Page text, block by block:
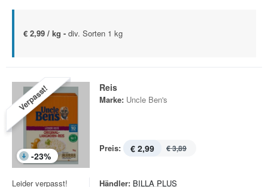
€ 2,99 / kg - div. Sorten 1 kg
Verpasst!
-23%
Reis
Marke: Uncle Ben's
Preis: € 2,99 € 3,89
Leider verpasst!
Händler: BILLA PLUS